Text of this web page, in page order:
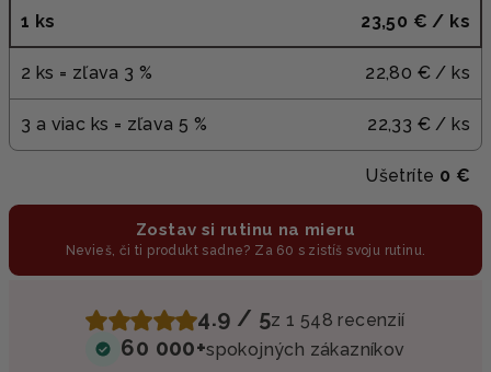
1 ks 23,50 € / ks
2 ks = zľava 3 % 22,80 € / ks
3 a viac ks = zľava 5 % 22,33 € / ks
Ušetríte 0 €
Zostav si rutinu na mieru
Nevieš, či ti produkt sadne? Za 60 s zistíš svoju rutinu.
4.9 / 5z 1 548 recenzií
60 000+spokojných zákazníkov